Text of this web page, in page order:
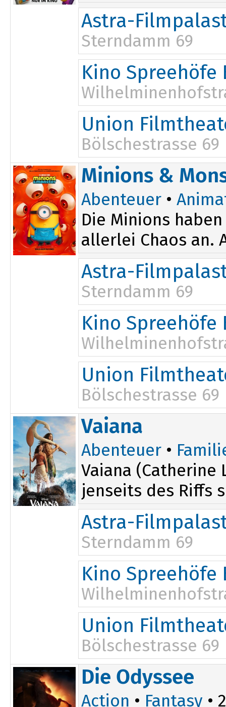
Astra-
Sterndamm 69
10:00
12:15
14:30
16:15
Kino Spreehöfe
10:00 14:15
17:00
Union
Bölschestrasse 69
15:15
Minions &
Abenteuer •
Die Minions
allerlei Chaos an.
Astra-
Sterndamm 69
10:00
12:00
14:15 18:30
Kino Spreehöfe
10:00
12:15
13:45
Union
Bölschestrasse 69
13:00
Vaiana
Abenteuer •
Vaiana
jenseits des Riffs
Astra-
Sterndamm 69
10:00
12:30
15:00
17:30
Kino Spreehöfe
11:15
13:45
Union
Bölschestrasse 69
12:30
Die Odyssee
Action • Fantasy •